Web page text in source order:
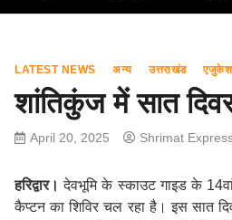
LATEST NEWS अन्य उत्तराखंड
शांतिकुंज में सात
April 20, 2025 Shrimat
हरिद्वार। देवभूमि के स्काउट गाइड के
कैप्टन का शिविर चल रहा है। इस सात